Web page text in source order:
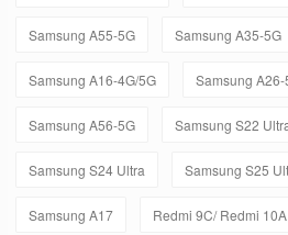
Samsung A55-5G Samsung A35-5G
Samsung A16-4G/5G Samsung A26-
Samsung A56-5G Samsung S22
Samsung S24 Ultra Samsung S25
Samsung A17 Redmi 9C/ Redmi 10A